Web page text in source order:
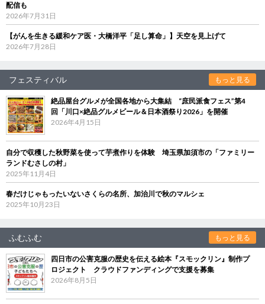
配信も
2026年7月31日
【がんを生きる緩和ケア医・大橋洋平「足し算命」】天空を見上げて
2026年7月28日
フェスティバル もっと見る
絶品屋台グルメが全国各地から大集結 “庶民派食フェス”第4
回「川口×絶品グルメビール＆日本酒祭り2026」を開催
2026年4月15日
自分で収穫した秋野菜を使って芋煮作りを体験 埼玉県加須市の「ファミリー
ランドむさしの村」
2025年11月4日
春だけじゃもったいないさくらの名所、加治川で秋のマルシェ
2025年10月23日
ふむふむ もっと見る
四日市の公害克服の歴史を伝える絵本『スモックリン』制作プ
ロジェクト クラウドファンディングで支援を募集
2026年8月5日